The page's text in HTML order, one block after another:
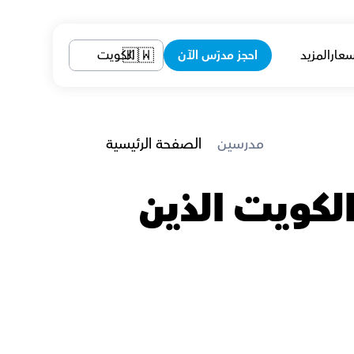
الصفحة الرئيسية مدرسين
المزيد احجز مدرّس الآن 🇰🇼الكويت